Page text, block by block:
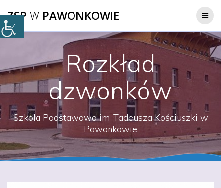
do
ZSP W PAWONKOWIE
Rozkład
dzwonków
Szkoła Podstawowa im. Tadeusza Kościuszki w
Pawonkowie